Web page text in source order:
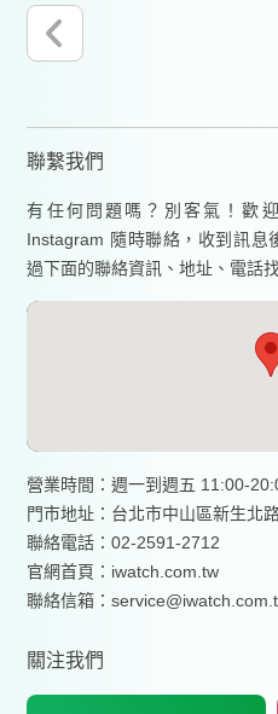
聯繫我們
有任何問題嗎？別客氣！歡
Instagram 隨時聯絡，收到訊息
過下面的聯絡資訊、地址、電話
營業時間：週一到週五 11:00-
門市地址：台北市中山區新生北
聯絡電話：02-2591-2712
官網首頁： iwatch.com.tw
聯絡信箱：
關注我們